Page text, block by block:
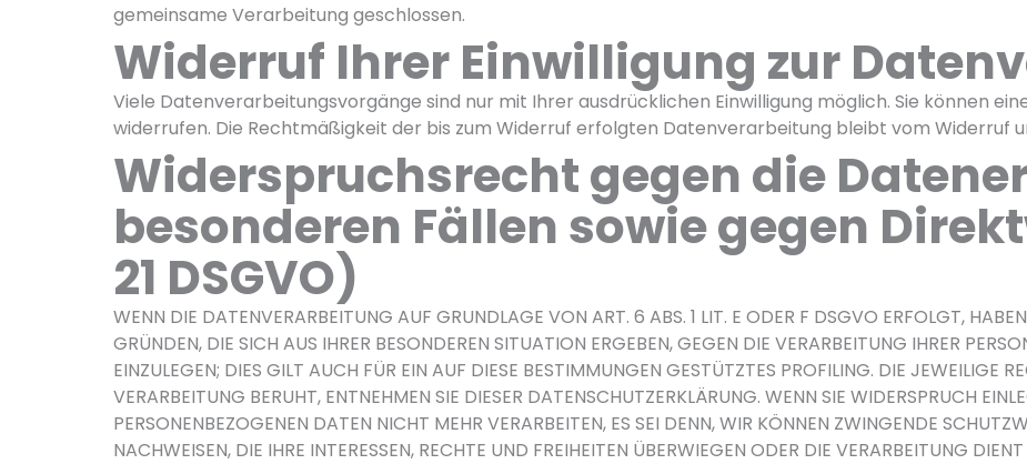
gemeinsame Verarbeitung geschlossen.
Widerruf Ihrer Einwilligung zur
Viele Datenverarbeitungsvorgänge sind nur mit Ihrer ausdrücklichen Einwilligung möglich. Sie können
widerrufen. Die Rechtmäßigkeit der bis zum Widerruf erfolgten Datenverarbeitung bleibt vom Widerruf
Widerspruchsrecht gegen die
besonderen Fällen sowie gegen
21 DSGVO)
WENN DIE DATENVERARBEITUNG AUF GRUNDLAGE VON ART. 6 ABS. 1 LIT. E ODER F DSGVO ERFOLGT,
GRÜNDEN, DIE SICH AUS IHRER BESONDEREN SITUATION ERGEBEN, GEGEN DIE VERARBEITUNG IHRER
EINZULEGEN; DIES GILT AUCH FÜR EIN AUF DIESE BESTIMMUNGEN GESTÜTZTES PROFILING. DIE JEWEILIGE
VERARBEITUNG BERUHT, ENTNEHMEN SIE DIESER DATENSCHUTZERKLÄRUNG. WENN SIE WIDERSPRUCH
PERSONENBEZOGENEN DATEN NICHT MEHR VERARBEITEN, ES SEI DENN, WIR KÖNNEN ZWINGENDE
NACHWEISEN, DIE IHRE INTERESSEN, RECHTE UND FREIHEITEN ÜBERWIEGEN ODER DIE VERARBEITUNG